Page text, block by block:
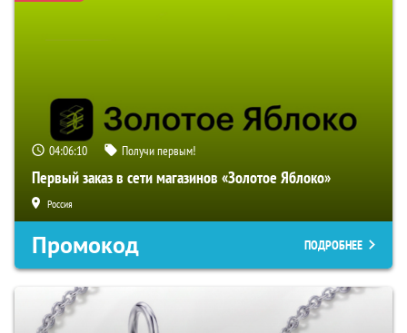
04:06:09 Получи первым!
Первый заказ в сети магазинов «Золотое Яблоко»
Россия
Промокод ПОДРОБНЕЕ